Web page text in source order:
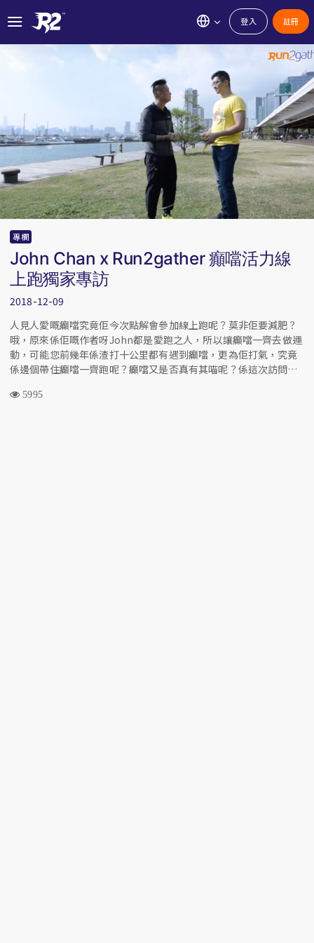
登入 註冊
專欄
John Chan x Run2gather 癲噹活力線
上跑獨家專訪
2018-12-09
人見人愛嘅癲噹究竟佢今次點解會參加線上跑呢？莫非佢要減肥？
哦，原來係佢嘅作者呀John都是愛跑之人，所以讓癲噹一齊去做運
動，可能您前幾年係渣打十公里都有遇到癲噹，更為佢打氣，究竟
係邊個帶住癲噹一齊跑呢？癲噹又是否真有其喵呢？係這次訪問中
5995